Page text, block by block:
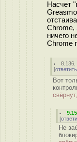
Насчет
Chrome,
ничего
Chrome
8.136
[ответить
Вот
свёрнут,
[
Не